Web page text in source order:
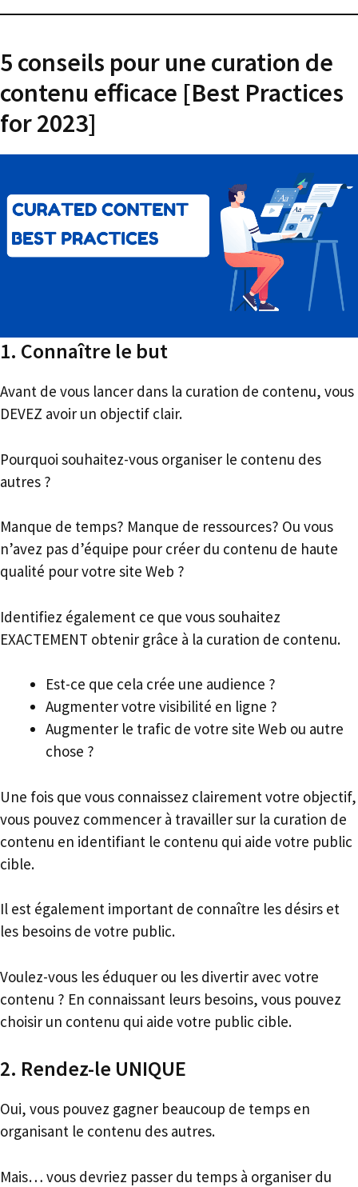
5 conseils pour une curation de
contenu efficace [Best Practices
for 2023]
1. Connaître le but
Avant de vous lancer dans la curation de contenu, vous
DEVEZ avoir un objectif clair.
Pourquoi souhaitez-vous organiser le contenu des
autres ?
Manque de temps? Manque de ressources? Ou vous
n’avez pas d’équipe pour créer du contenu de haute
qualité pour votre site Web ?
Identifiez également ce que vous souhaitez
EXACTEMENT obtenir grâce à la curation de contenu.
Est-ce que cela crée une audience ?
Augmenter votre visibilité en ligne ?
Augmenter le trafic de votre site Web ou autre
chose ?
Une fois que vous connaissez clairement votre objectif,
vous pouvez commencer à travailler sur la curation de
contenu en identifiant le contenu qui aide votre public
cible.
Il est également important de connaître les désirs et
les besoins de votre public.
Voulez-vous les éduquer ou les divertir avec votre
contenu ? En connaissant leurs besoins, vous pouvez
choisir un contenu qui aide votre public cible.
2. Rendez-le UNIQUE
Oui, vous pouvez gagner beaucoup de temps en
organisant le contenu des autres.
Mais… vous devriez passer du temps à organiser du